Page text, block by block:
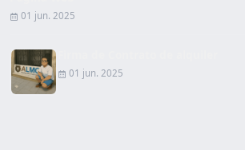
01 jun. 2025
01 jun. 2025